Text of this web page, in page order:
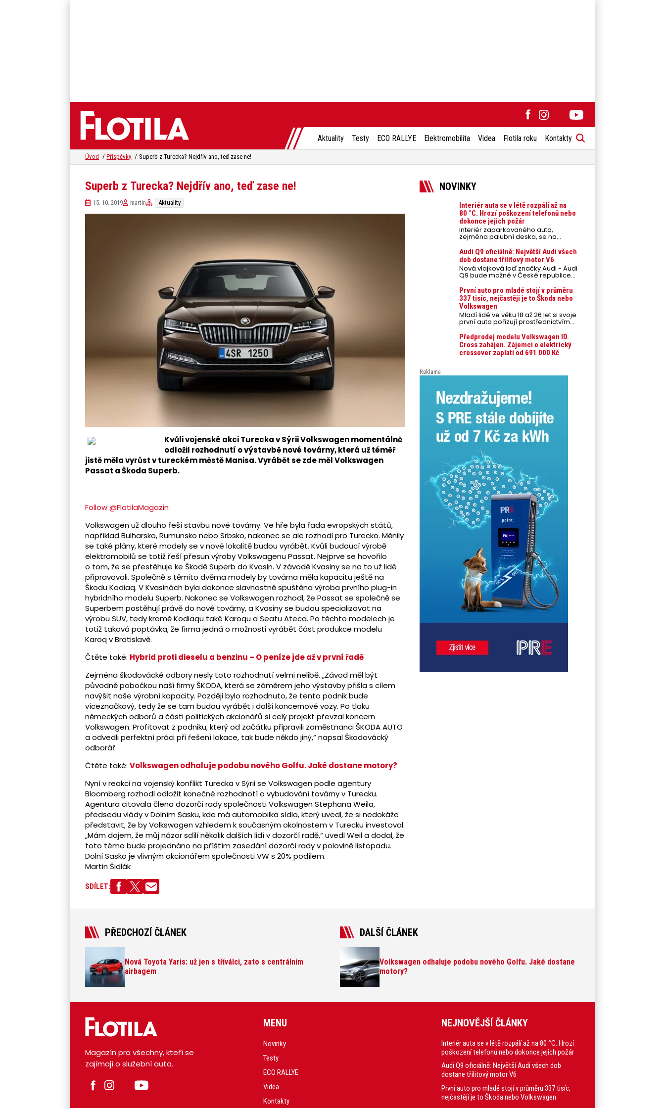
Aktuality Testy ECO RALLYE Elektromobilita Videa Flotila roku Kontakty
Úvod Příspěvky Superb z Turecka? Nejdřív ano, teď zase ne!
Superb z Turecka? Nejdřív ano, teď zase ne!
15. 10. 2019 martin Aktuality
Kvůli vojenské akci Turecka v Sýrii Volkswagen momentálně
odložil rozhodnutí o výstavbě nové továrny, která už téměř
jistě měla vyrůst v tureckém městě Manisa. Vyrábět se zde měl Volkswagen
Passat a Škoda Superb.
Follow @FlotilaMagazin
Volkswagen už dlouho řeší stavbu nové továrny. Ve hře byla řada evropských států,
například Bulharsko, Rumunsko nebo Srbsko, nakonec se ale rozhodl pro Turecko. Měnily
se také plány, které modely se v nové lokalitě budou vyrábět. Kvůli budoucí výrobě
elektromobilů se totiž řeší přesun výroby Volkswagenu Passat. Nejprve se hovořilo
o tom, že se přestěhuje ke Škodě Superb do Kvasin. V závodě Kvasiny se na to už lidé
připravovali. Společně s těmito dvěma modely by továrna měla kapacitu ještě na
Škodu Kodiaq. V Kvasinách byla dokonce slavnostně spuštěna výroba prvního plug-in
hybridního modelu Superb. Nakonec se Volkswagen rozhodl, že Passat se společně se
Superbem postěhují právě do nové továrny, a Kvasiny se budou specializovat na
výrobu SUV, tedy kromě Kodiaqu také Karoqu a Seatu Ateca. Po těchto modelech je
totiž taková poptávka, že firma jedná o možnosti vyrábět část produkce modelu
Karoq v Bratislavě.
Čtěte také: Hybrid proti dieselu a benzinu – O peníze jde až v první řadě
Zejména škodovácké odbory nesly toto rozhodnutí velmi nelibě. „Závod měl být
původně pobočkou naší firmy ŠKODA, která se záměrem jeho výstavby přišla s cílem
navýšit naše výrobní kapacity. Později bylo rozhodnuto, že tento podnik bude
víceznačkový, tedy že se tam budou vyrábět i další koncernové vozy. Po tlaku
německých odborů a části politických akcionářů si celý projekt převzal koncern
Volkswagen. Profitovat z podniku, který od začátku připravili zaměstnanci ŠKODA AUTO
a odvedli perfektní práci při řešení lokace, tak bude někdo jiný,“ napsal Škodovácký
odborář.
Čtěte také: Volkswagen odhaluje podobu nového Golfu. Jaké dostane motory?
Nyní v reakci na vojenský konflikt Turecka v Sýrii se Volkswagen podle agentury
Bloomberg rozhodl odložit konečné rozhodnotí o vybudování továrny v Turecku.
Agentura citovala člena dozorčí rady společnosti Volkswagen Stephana Weila,
předsedu vlády v Dolním Sasku, kde má automobilka sídlo, který uvedl, že si nedokáže
představit, že by Volkswagen vzhledem k současným okolnostem v Turecku investoval.
„Mám dojem, že můj názor sdílí několik dalších lidí v dozorčí radě,“ uvedl Weil a dodal, že
toto téma bude projednáno na příštím zasedání dozorčí rady v polovině listopadu.
Dolní Sasko je vlivným akcionářem společnosti VW s 20% podílem.
Martin Šidlák
SDÍLET:
NOVINKY
Interiér auta se v létě rozpálí až na
80 °C. Hrozí poškození telefonů nebo
dokonce jejich požár
Interiér zaparkovaného auta,
zejména palubní deska, se na
přímém slunci může během letních
veder rozpálit až na 80 °C. Takové
teploty představují nebezpečí pro
odložené mobilní telefony,
powerbanky nebo notebooky. Můžou
urychlit stárnutí baterií, poškodit
případech i zvýšit riziko požáru.
Audi Q9 oficiálně: Největší Audi všech
dob dostane třílitový motor V6
Nová vlajková loď značky Audi - Audi
Q9 bude možné v České republice
objednávat od prvního srpnového
týdne 2026, kde budou oznámeny
také české ceny.
První auto pro mladé stojí v průměru
337 tisíc, nejčastěji je to Škoda nebo
Volkswagen
Mladí lidé ve věku 18 až 26 let si svoje
první auto pořizují prostřednictvím
úvěrového financování jako ojeté. Je
to tak u 93,3 % lidí, jen 6,7 % si pořídí
nové auto. Průměrná pořizovací
cena vozu dosahuje 337 tisíc korun a
průměrná financovaná částka
posledních 10 let (2016–2026).
Předprodej modelu Volkswagen ID.
Cross zahájen. Zájemci o elektrický
crossover zaplatí od 691 000 Kč
Reklama
PŘEDCHOZÍ ČLÁNEK
Nová Toyota Yaris: už jen s tříválci, zato s centrálním
airbagem
DALŠÍ ČLÁNEK
Volkswagen odhaluje podobu nového Golfu. Jaké dostane
motory?
Magazín pro všechny, kteří se
zajímají o služební auta.
MENU
Novinky
Testy
ECO RALLYE
Videa
Kontakty
NEJNOVĚJŠÍ ČLÁNKY
Interiér auta se v létě rozpálí až na 80 °C. Hrozí
poškození telefonů nebo dokonce jejich požár
Audi Q9 oficiálně: Největší Audi všech dob
dostane třílitový motor V6
První auto pro mladé stojí v průměru 337 tisíc,
nejčastěji je to Škoda nebo Volkswagen